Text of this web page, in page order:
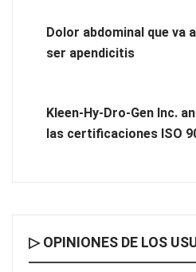
vehículos industriales pesados
colaboración para reforzar la
ayuntamientos
Dolor abdominal que va
ser apendicitis
Kleen-Hy-Dro-Gen Inc.
las certificaciones ISO
▷ OPINIONES DE LOS